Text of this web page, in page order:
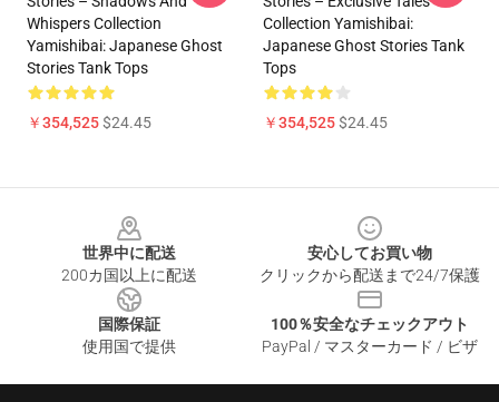
Whispers Collection
Yamishibai: Japanese Ghost
Stories Tank Tops
￥354,525$24.45
Collection Yamishibai:
Japanese Ghost Stories Tank
Tops
￥354,525$24.45
世界中に配送
200カ国以上に配送
安心してお買い物
クリックから配送まで24/7保護
国際保証
使用国で提供
100％安全なチェックアウト
PayPal / マスターカード / ビザ